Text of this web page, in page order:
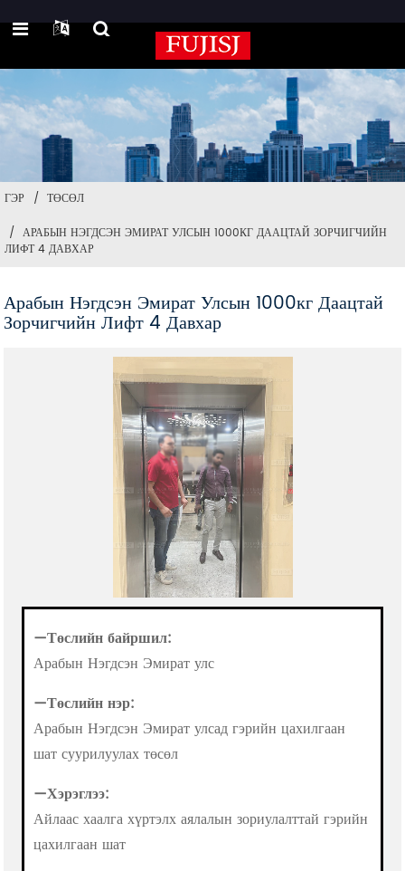
ГЭР
ТӨСӨЛ
АРАБЫН НЭГДСЭН ЭМИРАТ УЛСЫН 1000КГ ДААЦТАЙ ЗОРЧИГЧИЙН
ЛИФТ 4 ДАВХАР
Арабын Нэгдсэн Эмират Улсын 1000кг Даацтай
Зорчигчийн Лифт 4 Давхар
—Төслийн байршил:
Арабын Нэгдсэн Эмират улс
—Төслийн нэр:
Арабын Нэгдсэн Эмират улсад гэрийн цахилгаан
шат суурилуулах төсөл
—Хэрэглээ:
Айлаас хаалга хүртэлх аялалын зориулалттай гэрийн
цахилгаан шат